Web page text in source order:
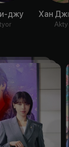
джу Хан